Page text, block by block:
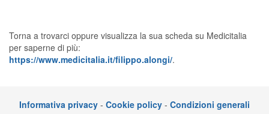
Prenotazioni online
Planner e rubrica in cloud
Teleconsulto
Torna a trovarci oppure visualizza la sua scheda su Medicitalia
per saperne di più:
https://www.medicitalia.it/filippo.alongi/.
Informativa privacy - Cookie policy - Condizioni generali